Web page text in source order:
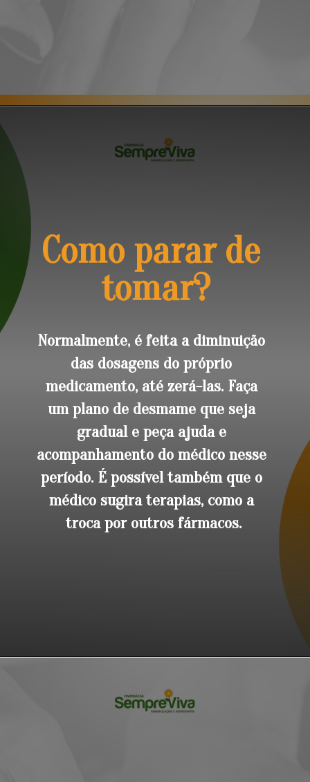
Normalmente, é feita a diminuição
das dosagens do próprio
medicamento, até zerá-las. Faça
um plano de desmame que seja
gradual e peça ajuda e
acompanhamento do médico nesse
período. É possível também que o
médico sugira terapias, como a
troca por outros fármacos.
Como parar de
tomar?